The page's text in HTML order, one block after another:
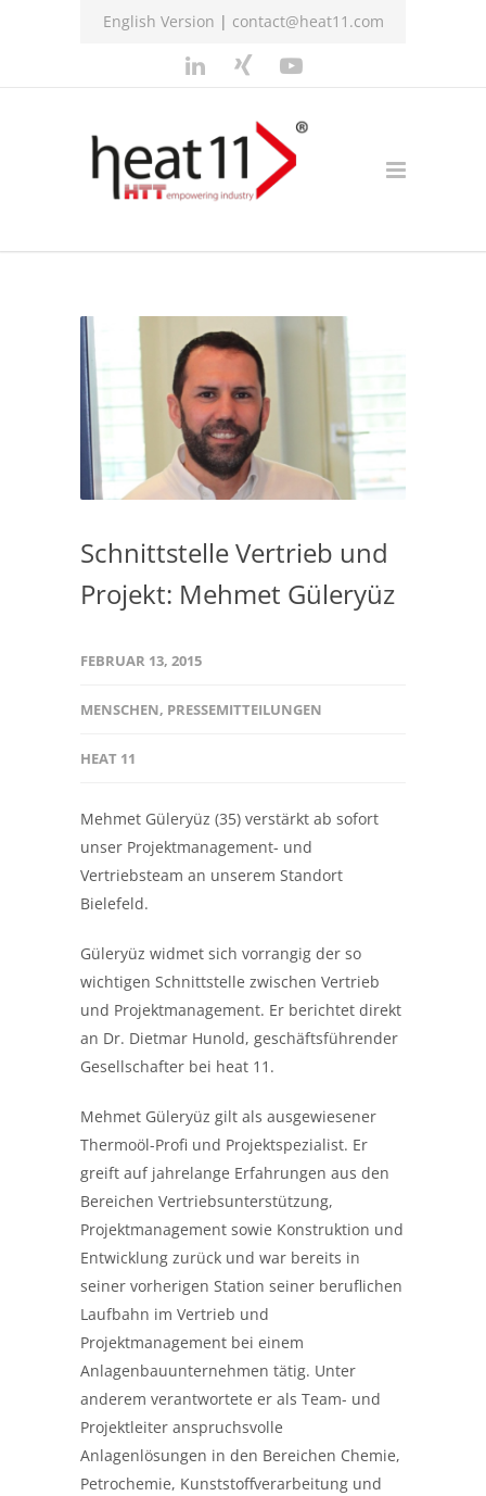
English Version | contact@heat11.com
Schnittstelle Vertrieb und
Projekt: Mehmet Güleryüz
FEBRUAR 13, 2015
MENSCHEN, PRESSEMITTEILUNGEN
HEAT 11
Mehmet Güleryüz (35) verstärkt ab sofort
unser Projektmanagement- und
Vertriebsteam an unserem Standort
Bielefeld.
Güleryüz widmet sich vorrangig der so
wichtigen Schnittstelle zwischen Vertrieb
und Projektmanagement. Er berichtet direkt
an Dr. Dietmar Hunold, geschäftsführender
Gesellschafter bei heat 11.
Mehmet Güleryüz gilt als ausgewiesener
Thermoöl-Profi und Projektspezialist. Er
greift auf jahrelange Erfahrungen aus den
Bereichen Vertriebsunterstützung,
Projektmanagement sowie Konstruktion und
Entwicklung zurück und war bereits in
seiner vorherigen Station seiner beruflichen
Laufbahn im Vertrieb und
Projektmanagement bei einem
Anlagenbauunternehmen tätig. Unter
anderem verantwortete er als Team- und
Projektleiter anspruchsvolle
Anlagenlösungen in den Bereichen Chemie,
Petrochemie, Kunststoffverarbeitung und